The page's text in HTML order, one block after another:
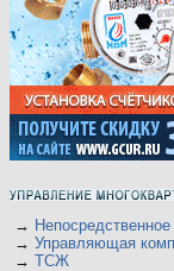
→
→ Управляющая
→ ТСЖ